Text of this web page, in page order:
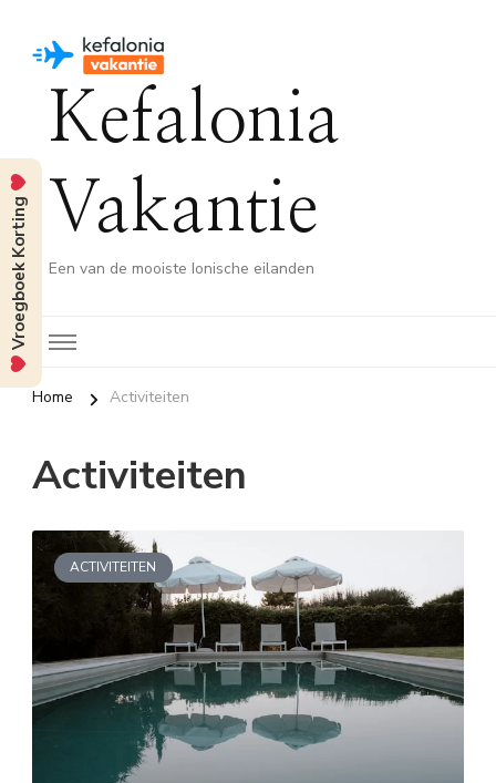
Kefalonia
Vakantie
Een van de mooiste Ionische eilanden
Home Activiteiten
Activiteiten
ACTIVITEITEN
Vroegboek Korting